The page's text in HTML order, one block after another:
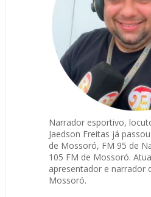
Narrador esportivo,
Jaedson Freitas já
de Mossoró, FM 95 de
105 FM de Mossoró.
apresentador e narrador
Mossoró.